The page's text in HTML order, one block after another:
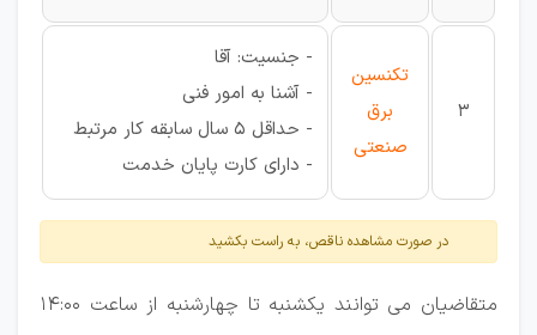
3
تکنسین
برق
صنعتی
- جنسیت: آقا
- آشنا به امور فنی
- حداقل 5 سال سابقه کار مرتبط
- دارای کارت پایان خدمت
در صورت مشاهده ناقص، به راست بکشید
متقاضیان می توانند یکشنبه تا چهارشنبه از ساعت 14:00